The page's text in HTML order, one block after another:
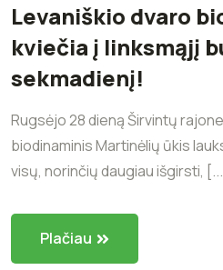
Levaniškio dvaro
kviečia į linksmąjį
sekmadienį!
Rugsėjo 28 dieną Širvintų
biodinaminis Martinėlių ūkis
visų, norinčių daugiau išgirsti,
Plačiau